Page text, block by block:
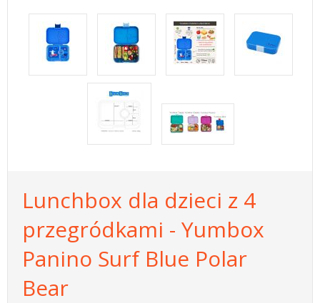
Lunchbox dla dzieci z 4
przegródkami - Yumbox
Panino Surf Blue Polar
Bear